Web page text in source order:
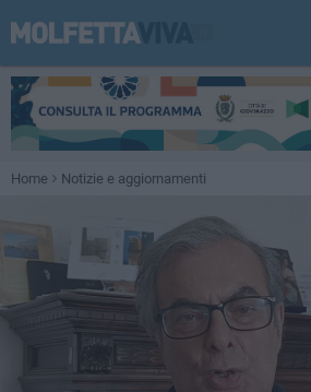
Home Notizie e aggiornamenti